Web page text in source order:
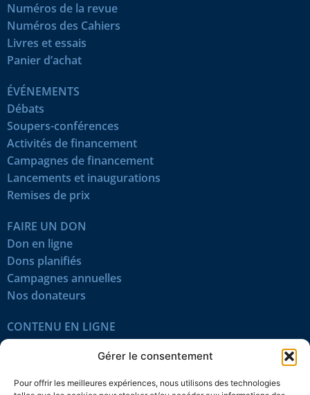
Gérer le consentement
Pour offrir les meilleures expériences, nous utilisons des technologies
Numéros de la revue
Numéros des Cahiers
Livres et essais
Panier d’achat
ÉVÉNEMENTS
Débats
Soupers-conférences
Activités de financement
Campagnes de financement
Lancements et inaugurations
Remises de prix
FAIRE UN DON
Don en ligne
Dons planifiés
Campagnes annuelles
Nos donateurs
CONTENU EN LIGNE
Tous les articles
Œuvres du mois